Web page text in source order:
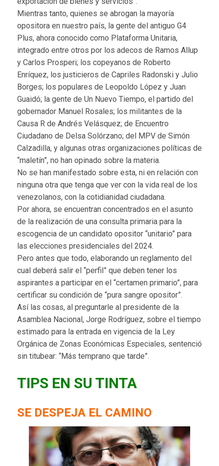
Mientras tanto, quienes se abrogan la mayoría
opositora en nuestro país, la gente del antiguo G4
Plus, ahora conocido como Plataforma Unitaria,
integrado entre otros por los adecos de Ramos Allup
y Carlos Prosperi; los copeyanos de Roberto
Enríquez, los justicieros de Capriles Radonski y Julio
Borges; los populares de Leopoldo López y Juan
Guaidó; la gente de Un Nuevo Tiempo, el partido del
gobernador Manuel Rosales; los militantes de la
Causa R de Andrés Velásquez; de Encuentro
Ciudadano de Delsa Solórzano; del MPV de Simón
Calzadilla, y algunas otras organizaciones políticas de
“maletín”, no han opinado sobre la materia.
No se han manifestado sobre esta, ni en relación con
ninguna otra que tenga que ver con la vida real de los
venezolanos, con la cotidianidad ciudadana.
Por ahora, se encuentran concentrados en el asunto
de la realización de una consulta primaria para la
escogencia de un candidato opositor “unitario” para
las elecciones presidenciales del 2024.
Pero antes que todo, elaborando un reglamento del
cual deberá salir el “perfil” que deben tener los
aspirantes a participar en el “certamen primario”, para
certificar su condición de “pura sangre opositor”.
Así las cosas, al preguntarle al presidente de la
Asamblea Nacional, Jorge Rodríguez, sobre el tiempo
estimado para la entrada en vigencia de la Ley
Orgánica de Zonas Económicas Especiales, sentenció
sin titubear: “Más temprano que tarde”.
TIPS EN SU TINTA
SE DESPEJA EL CAMINO